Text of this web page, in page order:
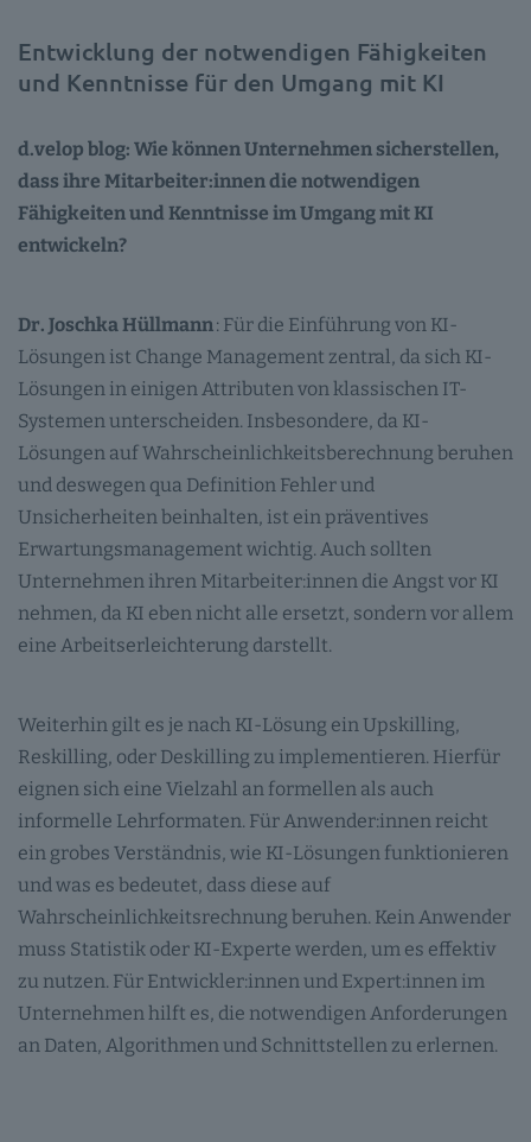
Entwicklung der notwendigen Fähigkeiten
und Kenntnisse für den Umgang mit KI
d.velop blog: Wie können Unternehmen sicherstellen,
dass ihre Mitarbeiter:innen die notwendigen
Fähigkeiten und Kenntnisse im Umgang mit KI
entwickeln?
Dr. Joschka Hüllmann: Für die Einführung von KI-
Lösungen ist Change Management zentral, da sich KI-
Lösungen in einigen Attributen von klassischen IT-
Systemen unterscheiden. Insbesondere, da KI-
Lösungen auf Wahrscheinlichkeitsberechnung beruhen
und deswegen qua Definition Fehler und
Unsicherheiten beinhalten, ist ein präventives
Erwartungsmanagement wichtig. Auch sollten
Unternehmen ihren Mitarbeiter:innen die Angst vor KI
nehmen, da KI eben nicht alle ersetzt, sondern vor allem
eine Arbeitserleichterung darstellt.
Weiterhin gilt es je nach KI-Lösung ein Upskilling,
Reskilling, oder Deskilling zu implementieren. Hierfür
eignen sich eine Vielzahl an formellen als auch
informelle Lehrformaten. Für Anwender:innen reicht
ein grobes Verständnis, wie KI-Lösungen funktionieren
und was es bedeutet, dass diese auf
Wahrscheinlichkeitsrechnung beruhen. Kein Anwender
muss Statistik oder KI-Experte werden, um es effektiv
zu nutzen. Für Entwickler:innen und Expert:innen im
Unternehmen hilft es, die notwendigen Anforderungen
an Daten, Algorithmen und Schnittstellen zu erlernen.